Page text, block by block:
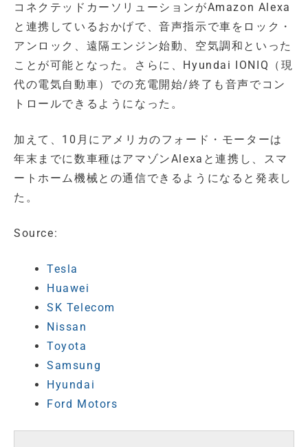
コネクテッドカーソリューションがAmazon Alexa
と連携しているおかげで、音声指示で車をロック・
アンロック、遠隔エンジン始動、空気調和といった
ことが可能となった。さらに、Hyundai IONIQ（現
代の電気自動車）での充電開始/終了も音声でコン
トロールできるようになった。
加えて、10月にアメリカのフォード・モーターは
年末までに数車種はアマゾンAlexaと連携し、スマ
ートホーム機械との通信できるようになると発表し
た。
Source:
Tesla
Huawei
SK Telecom
Nissan
Toyota
Samsung
Hyundai
Ford Motors